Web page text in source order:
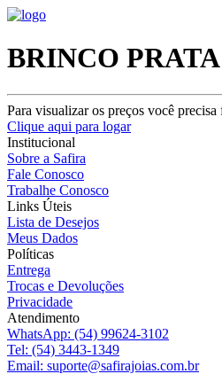
BRINCO PRATA
Para visualizar os preços você precisa
Clique aqui para logar
Institucional
Sobre a Safira
Fale Conosco
Trabalhe Conosco
Links Úteis
Lista de Desejos
Meus Dados
Políticas
Entrega
Trocas e Devoluções
Privacidade
Atendimento
WhatsApp: (54) 99624-3102
Tel: (54) 3443-1349
Email: suporte@safirajoias.com.br